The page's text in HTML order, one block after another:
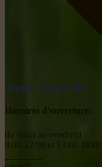
obtenir un itinéraire
Horaires d'ouverture:
du lundi au vendredi
8:00-12:00 et 13:00-18:00